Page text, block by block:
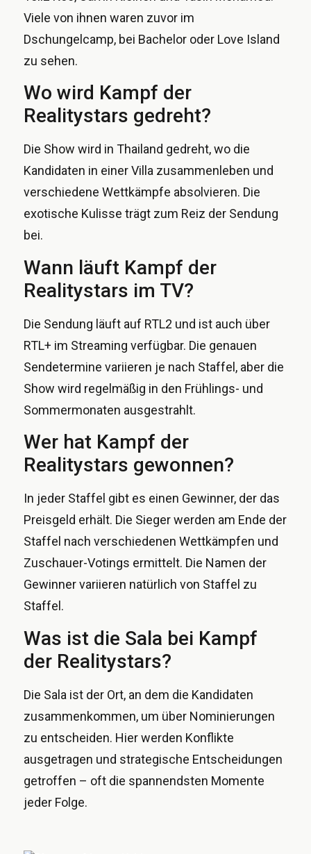
Viele von ihnen waren zuvor im
Dschungelcamp, bei Bachelor oder Love Island
zu sehen.
Wo wird Kampf der
Realitystars gedreht?
Die Show wird in Thailand gedreht, wo die
Kandidaten in einer Villa zusammenleben und
verschiedene Wettkämpfe absolvieren. Die
exotische Kulisse trägt zum Reiz der Sendung
bei.
Wann läuft Kampf der
Realitystars im TV?
Die Sendung läuft auf RTL2 und ist auch über
RTL+ im Streaming verfügbar. Die genauen
Sendetermine variieren je nach Staffel, aber die
Show wird regelmäßig in den Frühlings- und
Sommermonaten ausgestrahlt.
Wer hat Kampf der
Realitystars gewonnen?
In jeder Staffel gibt es einen Gewinner, der das
Preisgeld erhält. Die Sieger werden am Ende der
Staffel nach verschiedenen Wettkämpfen und
Zuschauer-Votings ermittelt. Die Namen der
Gewinner variieren natürlich von Staffel zu
Staffel.
Was ist die Sala bei Kampf
der Realitystars?
Die Sala ist der Ort, an dem die Kandidaten
zusammenkommen, um über Nominierungen
zu entscheiden. Hier werden Konflikte
ausgetragen und strategische Entscheidungen
getroffen – oft die spannendsten Momente
jeder Folge.